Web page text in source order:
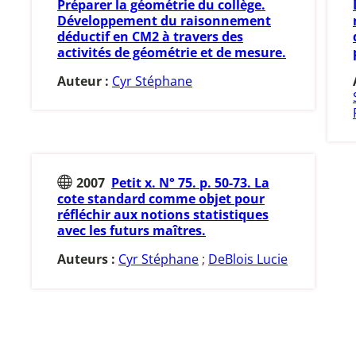
Préparer la géométrie du collège.
Développement du raisonnement
déductif en CM2 à travers des
activités de géométrie et de mesure.
Auteur : Cyr Stéphane
2007 Petit x. N° 75. p. 50-73. La
cote standard comme objet pour
réfléchir aux notions statistiques
avec les futurs maîtres.
Auteurs : Cyr Stéphane; DeBlois Lucie